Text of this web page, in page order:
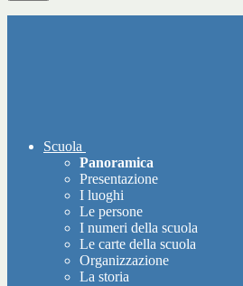
Scuola
Panoramica
Presentazione
I luoghi
Le persone
I numeri della scuola
Le carte della scuola
Organizzazione
La storia